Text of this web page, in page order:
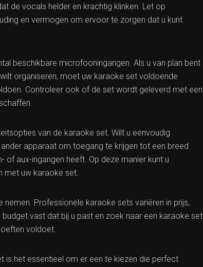
de vocals helder en krachtig klinken. Let op
en vermogen om ervoor te zorgen dat u kunt
beschikbare microfooningangen. Als u van plan bent
organiseren, moet uw karaoke set voldoende
Controleer ook of de set wordt geleverd met een
van de karaoke set. Wilt u eenvoudig
apparaat om toegang te krijgen tot een breed
aux-ingangen heeft. Op deze manier kunt u
met uw karaoke set.
Professionele karaoke sets variëren in prijs,
vast dat bij u past en zoek naar een karaoke set
voldoet.
is het essentieel om er een te kiezen die perfect